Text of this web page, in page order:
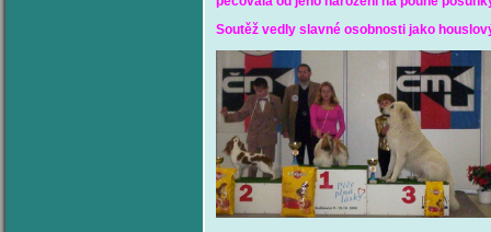
Soutěž vedly slavné osobnosti jako